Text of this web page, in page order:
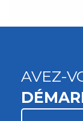
AVEZ-